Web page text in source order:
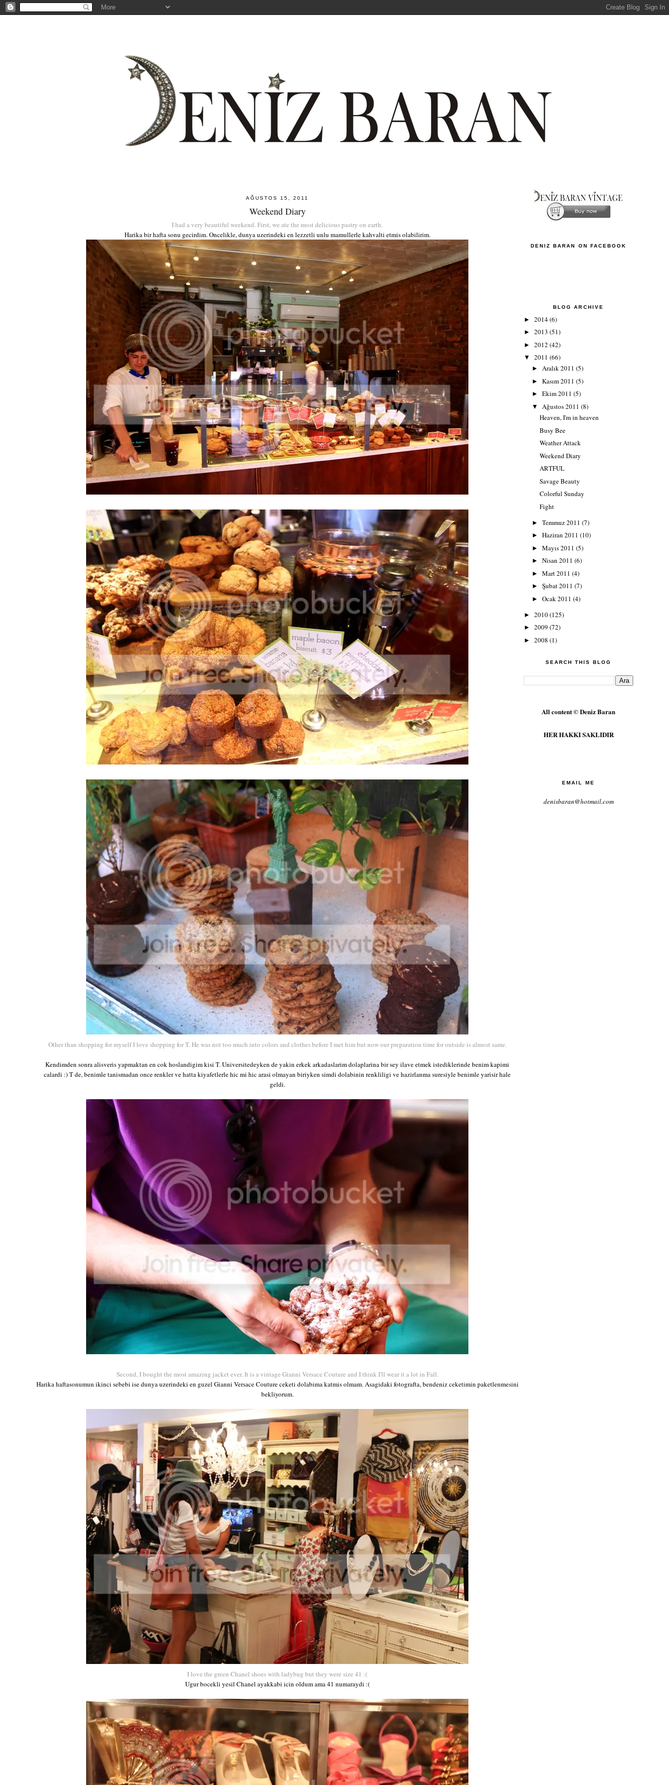
AĞUSTOS 15, 2011
Weekend Diary
I had a very beautiful weekend. First, we ate the most delicious pastry on earth.
Harika bir hafta sonu gecirdim. Oncelikle, dunya uzerindeki en lezzetli unlu mamullerle kahvalti etmis olabilirim.
Other than shopping for myself I love shopping for T. He was not too much into colors and clothes before I met him but now our preparation time for outside is almost same.
Kendimden sonra alisveris yapmaktan en cok hoslandigim kisi T. Universitedeyken de yakin erkek arkadaslarim dolaplarina bir sey ilave etmek istediklerinde benim kapimi
calardi :) T de, benimle tanismadan once renkler ve hatta kiyafetlerle hic mi hic arasi olmayan biriyken simdi dolabinin renkliligi ve hazirlanma suresiyle benimle yarisir hale
geldi.
Second, I bought the most amazing jacket ever. It is a vintage Gianni Versace Couture and I think I'll wear it a lot in Fall.
Harika haftasonumun ikinci sebebi ise dunya uzerindeki en guzel Gianni Versace Couture ceketi dolabima katmis olmam. Asagidaki fotografta, bendeniz ceketimin paketlenmesini
bekliyorum.
I love the green Chanel shoes with ladybug but they were size 41 :(
Ugur bocekli yesil Chanel ayakkabi icin oldum ama 41 numaraydi :(
DENIZ BARAN ON FACEBOOK
BLOG ARCHIVE
► 2014(6)
► 2013 (51)
► 2012 (42)
▼ 2011 (66)
► Aralık 2011 (5)
► Kasım 2011 (5)
► Ekim 2011 (5)
▼ Ağustos 2011 (8)
Heaven, I'm in heaven
Busy Bee
Weather Attack
Weekend Diary
ARTFUL
Savage Beauty
Colorful Sunday
Fight
► Temmuz 2011 (7)
► Haziran 2011 (10)
► Mayıs 2011 (5)
► Nisan 2011 (6)
► Mart 2011 (4)
► Şubat 2011 (7)
► Ocak 2011 (4)
► 2010(125)
► 2009 (72)
► 2008 (1)
SEARCH THIS BLOG
All content © Deniz Baran
HER HAKKI SAKLIDIR
EMAIL ME
denisbaran@hotmail.com